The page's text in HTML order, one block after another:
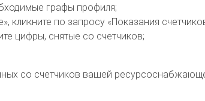
графы профиля;
кликните по запросу «Показания
цифры, снятые со счетчиков;
со счетчиков вашей